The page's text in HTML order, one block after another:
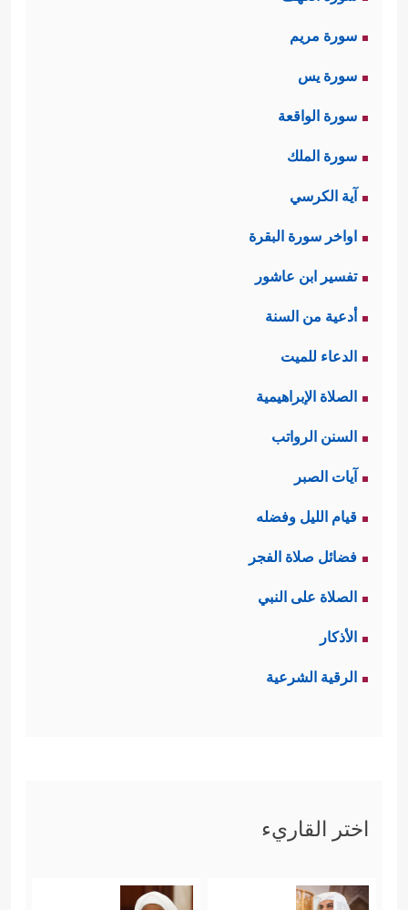
سورة مريم
سورة يس
سورة الواقعة
سورة الملك
آية الكرسي
اواخر سورة البقرة
تفسير ابن عاشور
أدعية من السنة
الدعاء للميت
الصلاة الإبراهيمية
السنن الرواتب
آيات الصبر
قيام الليل وفضله
فضائل صلاة الفجر
الصلاة على النبي
الأذكار
الرقية الشرعية
اختر القاريء